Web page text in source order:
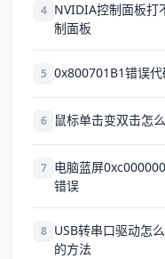
4 NVIDIA控制面板打
制面板
5 0x800701B1错误
6 鼠标单击变双击怎
7 电脑蓝屏
错误
8 USB转串口驱动怎
的方法